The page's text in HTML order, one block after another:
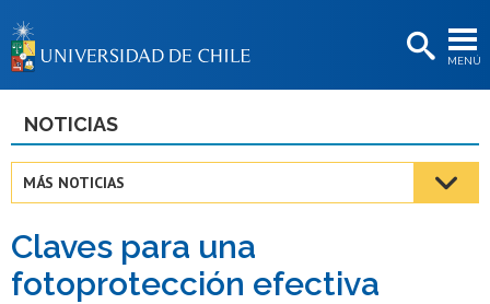
MENÚ
BIBLIOTECAS
Estudiantes
Académicas/os
Funcionarias/os
NOTICIAS
MÁS NOTICIAS
Claves para una
fotoprotección efectiva